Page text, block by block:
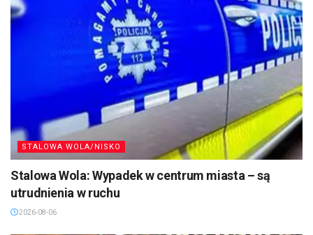
STALOWA WOLA/NISKO
Stalowa Wola: Wypadek w centrum miasta – są
utrudnienia w ruchu
2026-08-06